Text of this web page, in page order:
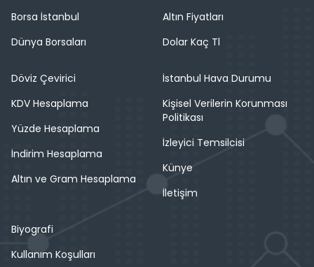
Borsa İstanbul
Dünya Borsaları
Altın Fiyatları
Dolar Kaç Tl
Döviz Çevirici
KDV Hesaplama
Yüzde Hesaplama
İndirim Hesaplama
Altın ve Gram Hesaplama
İstanbul Hava Durumu
Kişisel Verilerin Korunması
Politikası
İzleyici Temsilcisi
Künye
İletişim
Biyografi
Kullanım Koşulları